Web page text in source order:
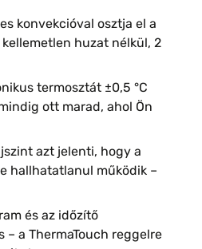
konvekcióval osztja el a
huzat nélkül, 2
termosztát ±0,5 °C
ott marad, ahol Ön
azt jelenti, hogy a
hallhatatlanul működik –
és az időzítő
a ThermaTouch reggelre